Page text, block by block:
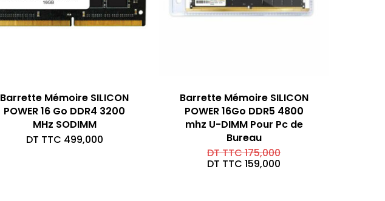
Barrette Mémoire SILICON
POWER 16 Go DDR4 3200
MHz SODIMM
DT TTC 499,000
Barrette Mémoire SILICON
POWER 16Go DDR5 4800
mhz U-DIMM Pour Pc de
Bureau
DT TTC175,000Le
DT TTC 159,000